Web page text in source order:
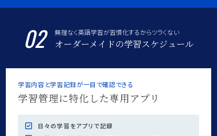
02 無理なく英語学習が習慣化するからツラくない
オーダーメイドの学習スケジュール
学習内容と学習記録が一目で確認できる
学習管理に特化した専用アプリ
日々の学習をアプリで記録